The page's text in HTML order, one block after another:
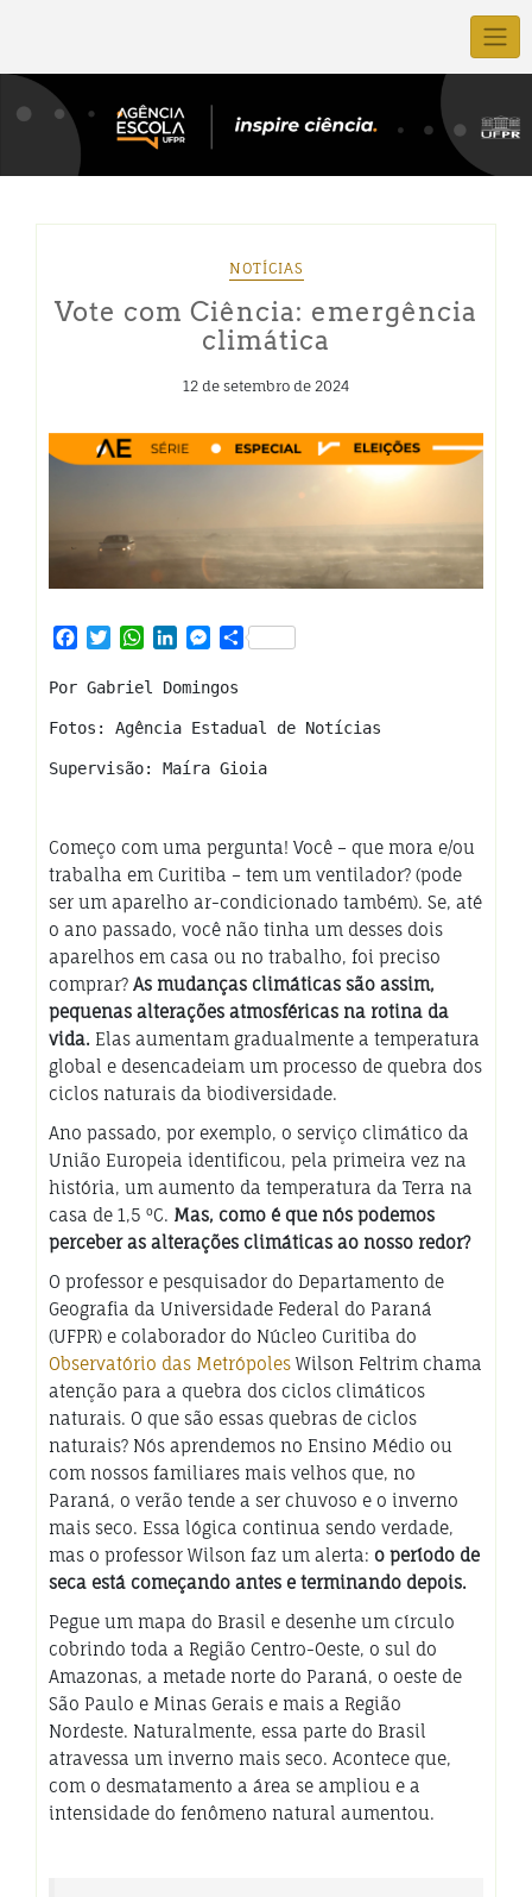
NOTÍCIAS
Vote com Ciência: emergência
climática
12 de setembro de 2024
Facebook
TwitterWhatsApp
LinkedInMessenger
Share
Por Gabriel Domingos
Fotos: Agência Estadual de Notícias
Supervisão: Maíra Gioia
Começo com uma pergunta! Você – que mora e/ou
trabalha em Curitiba – tem um ventilador? (pode
ser um aparelho ar-condicionado também). Se, até
o ano passado, você não tinha um desses dois
aparelhos em casa ou no trabalho, foi preciso
comprar? As mudanças climáticas são assim,
pequenas alterações atmosféricas na rotina da
vida. Elas aumentam gradualmente a temperatura
global e desencadeiam um processo de quebra dos
ciclos naturais da biodiversidade.
Ano passado, por exemplo, o serviço climático da
União Europeia identificou, pela primeira vez na
história, um aumento da temperatura da Terra na
casa de 1,5 ºC. Mas, como é que nós podemos
perceber as alterações climáticas ao nosso redor?
O professor e pesquisador do Departamento de
Geografia da Universidade Federal do Paraná
(UFPR) e colaborador do Núcleo Curitiba do
Observatório das Metrópoles Wilson Feltrim chama
atenção para a quebra dos ciclos climáticos
naturais. O que são essas quebras de ciclos
naturais? Nós aprendemos no Ensino Médio ou
com nossos familiares mais velhos que, no
Paraná, o verão tende a ser chuvoso e o inverno
mais seco. Essa lógica continua sendo verdade,
mas o professor Wilson faz um alerta: o período de
seca está começando antes e terminando depois.
Pegue um mapa do Brasil e desenhe um círculo
cobrindo toda a Região Centro-Oeste, o sul do
Amazonas, a metade norte do Paraná, o oeste de
São Paulo e Minas Gerais e mais a Região
Nordeste. Naturalmente, essa parte do Brasil
atravessa um inverno mais seco. Acontece que,
com o desmatamento a área se ampliou e a
intensidade do fenômeno natural aumentou.